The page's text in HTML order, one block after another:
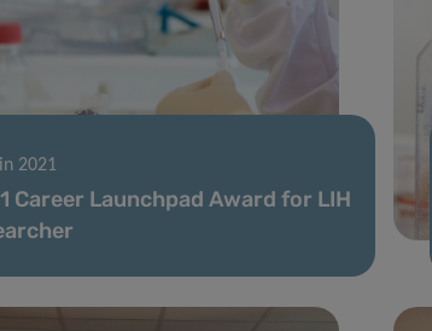
2021
Career Launchpad Award for LIH